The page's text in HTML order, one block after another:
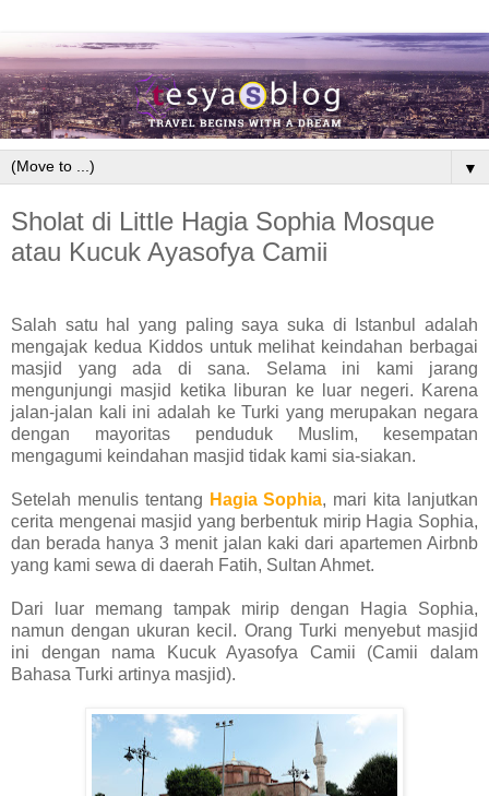
▼
Sholat di Little Hagia Sophia Mosque
atau Kucuk Ayasofya Camii
Salah satu hal yang paling saya suka di Istanbul adalah
mengajak kedua Kiddos untuk melihat keindahan berbagai
masjid yang ada di sana. Selama ini kami jarang
mengunjungi masjid ketika liburan ke luar negeri. Karena
jalan-jalan kali ini adalah ke Turki yang merupakan negara
dengan mayoritas penduduk Muslim, kesempatan
mengagumi keindahan masjid tidak kami sia-siakan.
Setelah menulis tentang Hagia Sophia, mari kita lanjutkan
cerita mengenai masjid yang berbentuk mirip Hagia Sophia,
dan berada hanya 3 menit jalan kaki dari apartemen Airbnb
yang kami sewa di daerah Fatih, Sultan Ahmet.
Dari luar memang tampak mirip dengan Hagia Sophia,
namun dengan ukuran kecil. Orang Turki menyebut masjid
ini dengan nama Kucuk Ayasofya Camii (Camii dalam
Bahasa Turki artinya masjid).